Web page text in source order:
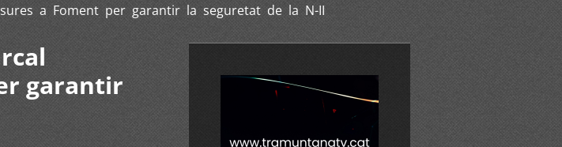
a Foment per garantir la seguretat de la N-II
garantir